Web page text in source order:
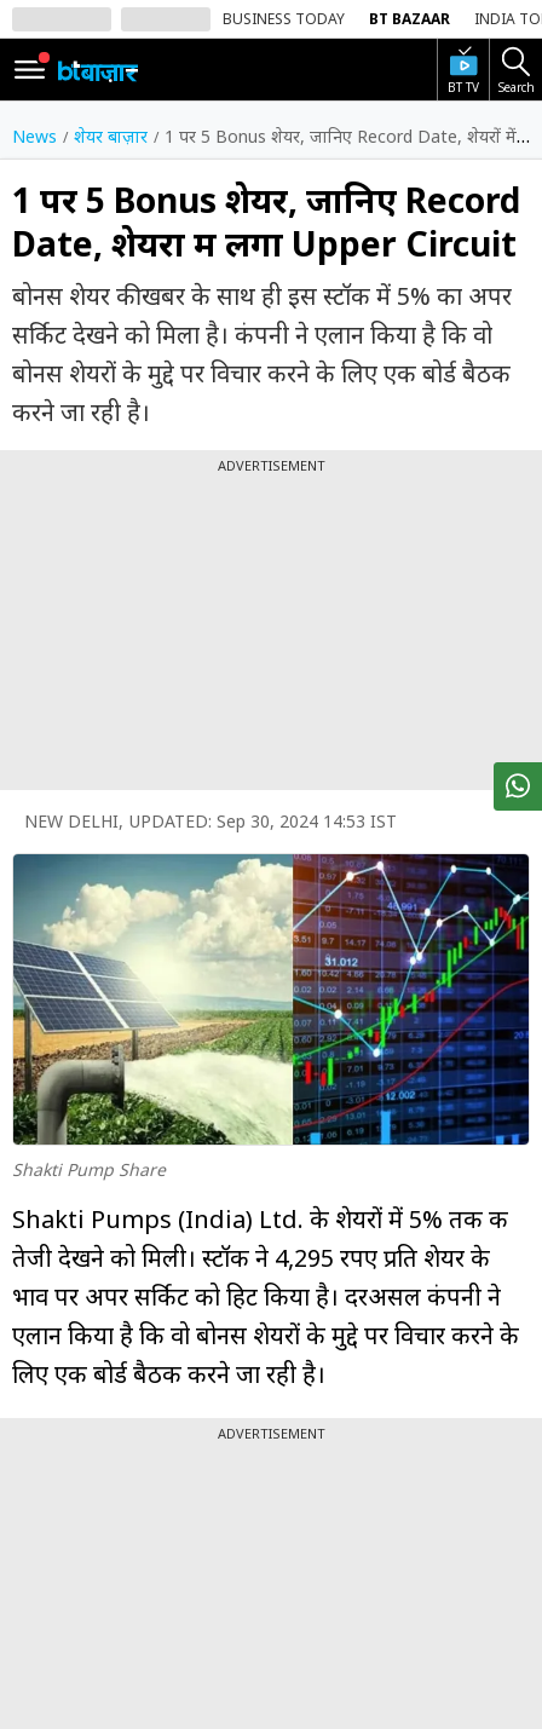
BUSINESS TODAY BT BAZAAR INDIA
BT TV Search
SIGN
IN
Dark
Mode
होम
शेयर
बाज़ार
वीडियो
ट्रेंडिंग
शेयर
बाज़ार
ट्रेंडिंग
बिजनेस
न्यूज
वीडियो
म्यूचुअल
फंड
News शेयर बाज़ार 1 पर 5 Bonus शेयर, जानिए Record Date, शेयरों में लगा Upper Circuit
1 पर 5 Bonus शेयर, जानिए Record
Date, शेयरों में लगा Upper Circuit
बोनस शेयर की खबर के साथ ही इस स्टॉक में 5% का अपर
सर्किट देखने को मिला है। कंपनी ने एलान किया है कि वो
बोनस शेयरों के मुद्दे पर विचार करने के लिए एक बोर्ड बैठक
करने जा रही है।
ADVERTISEMENT
NEW DELHI, UPDATED: Sep 30, 2024 14:53 IST
Shakti Pump Share
Shakti Pumps (India) Ltd. के शेयरों में 5% तक की
तेजी देखने को मिली। स्टॉक ने ₹4,295 रपए प्रति शेयर के
भाव पर अपर सर्किट को हिट किया है। दरअसल कंपनी ने
एलान किया है कि वो बोनस शेयरों के मुद्दे पर विचार करने के
लिए एक बोर्ड बैठक करने जा रही है।
ADVERTISEMENT